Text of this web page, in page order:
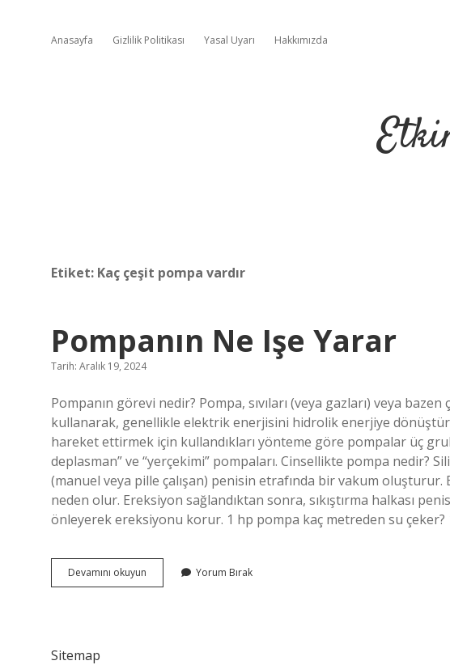
Anasayfa Gizlilik Politikası Yasal Uyarı Hakkımızda
Etiket: Kaç çeşit pompa vardır
Pompanın Ne Işe Yarar
Tarih: Aralık 19, 2024
Pompanın görevi nedir? Pompa, sıvıları (veya gazları) veya
kullanarak, genellikle elektrik enerjisini hidrolik enerjiye
hareket ettirmek için kullandıkları yönteme göre pompalar üç
deplasman” ve “yerçekimi” pompaları. Cinsellikte pompa nedir?
(manuel veya pille çalışan) penisin etrafında bir vakum
neden olur. Ereksiyon sağlandıktan sonra, sıkıştırma halkası
önleyerek ereksiyonu korur. 1 hp pompa kaç metreden su çeker?
Devamını okuyun Pompanın
Ne
Yorum Bırak
Sitemap